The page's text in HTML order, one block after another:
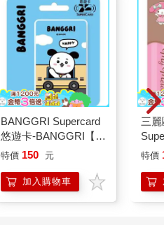
BANGGRI Supercard
悠遊卡-BANGGRI【受
託代銷】
特價 150 元
加入購物車
三
樂
特價